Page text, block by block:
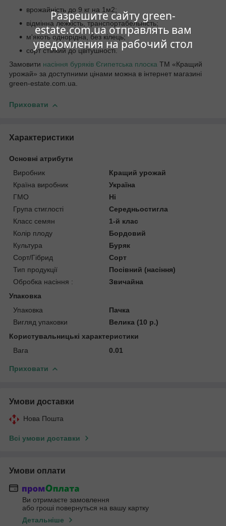
Разрешите сайту green-
estate.com.ua отправлять вам
уведомления на рабочий стол
врожайність до 9 кг на 1м2;
відмінна лежкість, транспортабельність;
м'якоть однорідна, без кілець;
сорт стійкий до цвітушності.
Замовити насіння буряків Єгипетська плоска ТМ «Кращий
урожай» за доступними цінами можна в інтернет магазині
green-estate.com.ua.
Приховати
Характеристики
Основні атрибути
Виробник
Кращий урожай
Країна виробник
Україна
ГМО
Ні
Група стиглості
Середньостигла
Класс семян
1-й клас
Колір плоду
Бордовий
Культура
Буряк
Сорт/Гібрид
Сорт
Тип продукції
Посівний (насіння)
Обробка насіння :
Звичайна
Упаковка
Упаковка
Пачка
Вигляд упаковки
Велика (10 р.)
Користувальницькі характеристики
Вага
0.01
Приховати
Умови доставки
Нова Пошта
Всі умови доставки
Умови оплати
Ви отримаєте замовлення
або гроші повернуться на вашу картку
Детальніше